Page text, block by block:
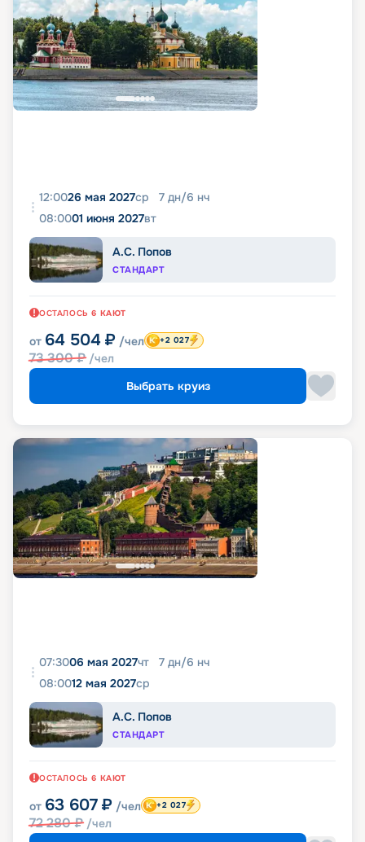
12:0026 мая 2027ср 7 дн/6 нч
08:0001 июня 2027вт
А.С. Попов
СТАНДАРТ
ОСТАЛОСЬ 6 КАЮТ
от 64 504 ₽ /чел
73 300₽ /чел
+2 027
Выбрать круиз
07:3006 мая 2027чт 7 дн/6 нч
08:0012 мая 2027ср
А.С. Попов
СТАНДАРТ
ОСТАЛОСЬ 6 КАЮТ
от 63 607 ₽ /чел
72 280₽ /чел
+2 027